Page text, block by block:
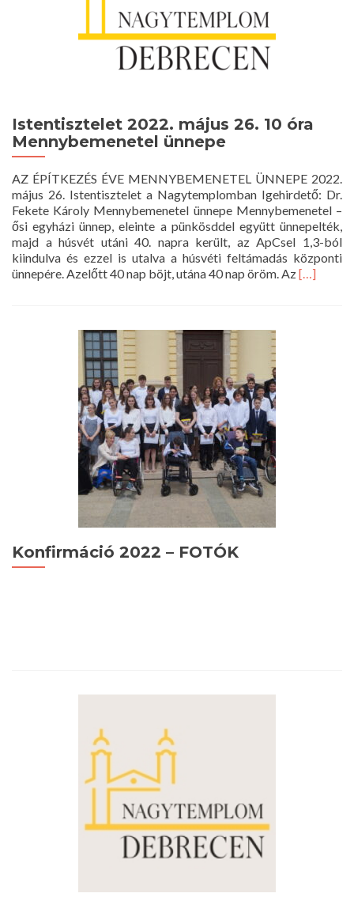
Istentisztelet 2022. május 26. 10 óra
Mennybemenetel ünnepe
AZ ÉPÍTKEZÉS ÉVE MENNYBEMENETEL ÜNNEPE 2022.
május 26. Istentisztelet a Nagytemplomban Igehirdető: Dr.
Fekete Károly Mennybemenetel ünnepe Mennybemenetel –
ősi egyházi ünnep, eleinte a pünkösddel együtt ünnepelték,
majd a húsvét utáni 40. napra került, az ApCsel 1,3-ból
kiindulva és ezzel is utalva a húsvéti feltámadás központi
ünnepére. Azelőtt 40 nap böjt, utána 40 nap öröm. AzRead
[…]
Konfirmáció 2022 – FOTÓK